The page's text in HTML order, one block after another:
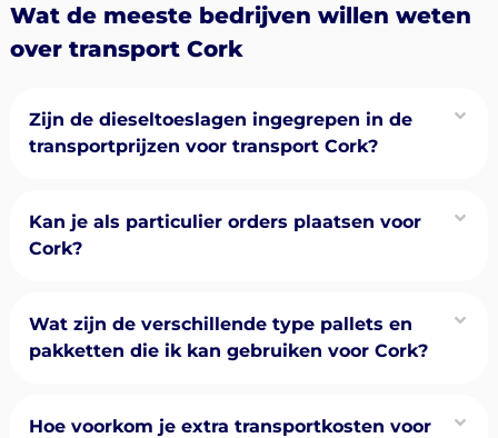
Wat de meeste bedrijven willen weten
over transport Cork
Zijn de dieseltoeslagen ingegrepen in de
transportprijzen voor transport Cork?
Kan je als particulier orders plaatsen voor
Cork?
Wat zijn de verschillende type pallets en
pakketten die ik kan gebruiken voor Cork?
Hoe voorkom je extra transportkosten voor